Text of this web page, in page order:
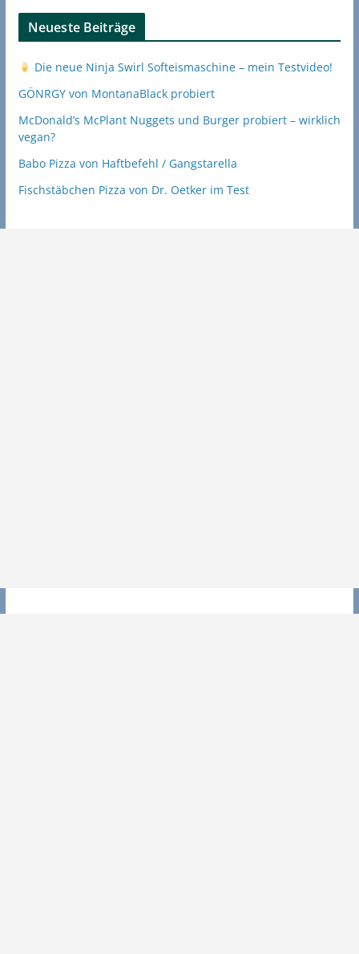
Neueste Beiträge
Die neue Ninja Swirl Softeismaschine – mein Testvideo!
GÖNRGY von MontanaBlack probiert
McDonald’s McPlant Nuggets und Burger probiert – wirklich
vegan?
Babo Pizza von Haftbefehl / Gangstarella
Fischstäbchen Pizza von Dr. Oetker im Test